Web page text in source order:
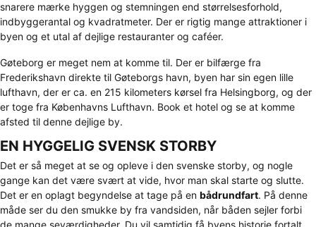
snarere mærke hyggen og stemningen end størrelsesforhold,
indbyggerantal og kvadratmeter. Der er rigtig mange attraktioner i
byen og et utal af dejlige restauranter og caféer.
Gøteborg er meget nem at komme til. Der er bilfærge fra
Frederikshavn direkte til Gøteborgs havn, byen har sin egen lille
lufthavn, der er ca. en 215 kilometers kørsel fra Helsingborg, og der
er toge fra Københavns Lufthavn. Book et hotel og se at komme
afsted til denne dejlige by.
EN HYGGELIG SVENSK STORBY
Det er så meget at se og opleve i den svenske storby, og nogle
gange kan det være svært at vide, hvor man skal starte og slutte.
Det er en oplagt begyndelse at tage på en bådrundfart. På denne
måde ser du den smukke by fra vandsiden, når båden sejler forbi
de mange seværdigheder. Du vil samtidig få byens historie fortalt